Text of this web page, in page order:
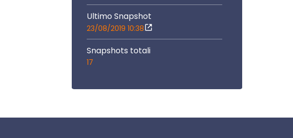
Ultimo Snapshot
23/08/2019 10:38
Snapshots totali
17